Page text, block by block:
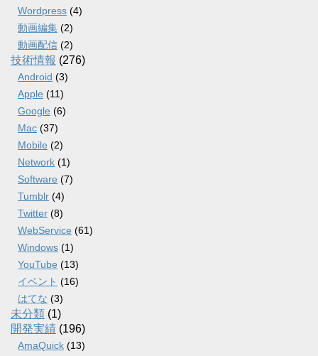
Wordpress (4)
動画編集 (2)
動画配信 (2)
技術情報 (276)
Android (3)
Apple (11)
Google (6)
Mac (37)
Mobile (2)
Network (1)
Software (7)
Tumblr (4)
Twitter (8)
WebService (61)
Windows (1)
YouTube (13)
イベント (16)
はてな (3)
未分類 (1)
開発実績 (196)
AmaQuick (13)